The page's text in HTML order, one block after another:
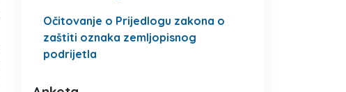
Očitovanje o Prijedlogu zakona o
zaštiti oznaka zemljopisnog
podrijetla